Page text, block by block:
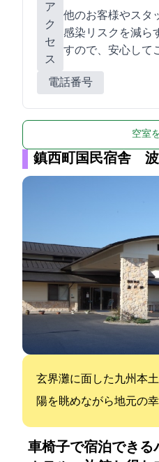
ア
ク
セ
ス
他のお客様やスタ
感染リスクを減ら
すので、安心して
電話番号
空室
鎮西町国民宿舎
玄界灘に面した九州本
陽を眺めながら地元の
車椅子で宿泊できる